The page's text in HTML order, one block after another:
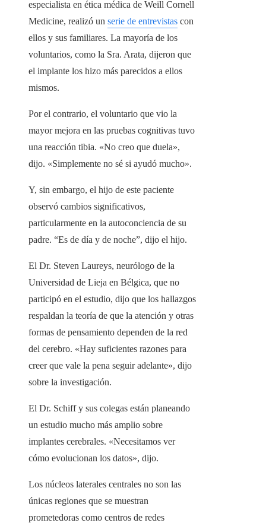
especialista en ética médica de Weill Cornell
Medicine, realizó un serie de entrevistas con
ellos y sus familiares. La mayoría de los
voluntarios, como la Sra. Arata, dijeron que
el implante los hizo más parecidos a ellos
mismos.
Por el contrario, el voluntario que vio la
mayor mejora en las pruebas cognitivas tuvo
una reacción tibia. «No creo que duela»,
dijo. «Simplemente no sé si ayudó mucho».
Y, sin embargo, el hijo de este paciente
observó cambios significativos,
particularmente en la autoconciencia de su
padre. “Es de día y de noche”, dijo el hijo.
El Dr. Steven Laureys, neurólogo de la
Universidad de Lieja en Bélgica, que no
participó en el estudio, dijo que los hallazgos
respaldan la teoría de que la atención y otras
formas de pensamiento dependen de la red
del cerebro. «Hay suficientes razones para
creer que vale la pena seguir adelante», dijo
sobre la investigación.
El Dr. Schiff y sus colegas están planeando
un estudio mucho más amplio sobre
implantes cerebrales. «Necesitamos ver
cómo evolucionan los datos», dijo.
Los núcleos laterales centrales no son las
únicas regiones que se muestran
prometedoras como centros de redes